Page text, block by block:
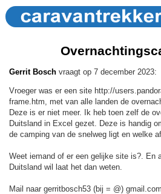
Gerrit Bosch vraagt op 7 december 2023:
Vroeger was er een site http://
frame.htm, met van alle landen de
Deze is er niet meer. Ik heb toen zelf de
Duitsland in Excel gezet. Deze is handig
de camping van de snelweg ligt en welke
Weet iemand of er een gelijke site is?. En
Duitsland wil laat het dan weten.
Mail naar gerritbosch53 (bij = @) gmail.com